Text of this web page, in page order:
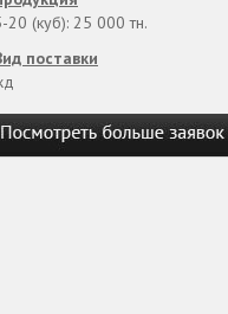
20 (куб): 25 000 тн.
поставки